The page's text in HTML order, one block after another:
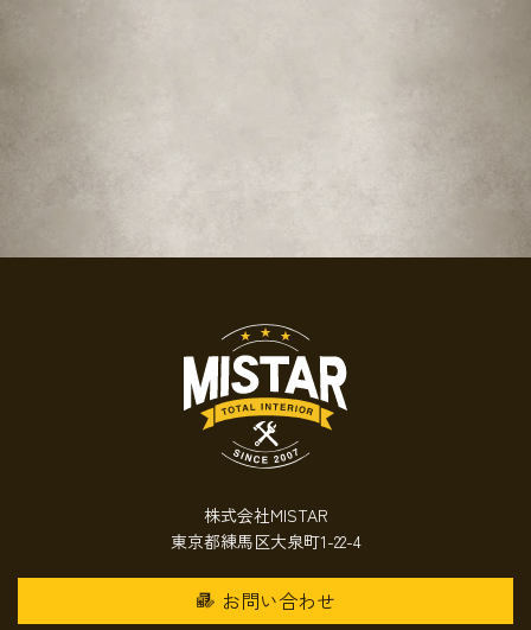
株式会社MISTAR
東京都練馬区大泉町1-22-4
お問い合わせ